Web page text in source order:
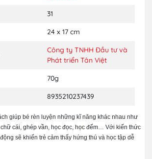
31
24 x 17 cm
Công ty TNHH Đầu tư và
Phát triển Tân Việt
70g
8935210237439
giúp bé rèn luyện những kĩ năng khác nhau như
cái, ghép vần, học đọc, học đếm… Với kiến thức
sẽ khiến trẻ cảm thấy hứng thú và học tập dễ